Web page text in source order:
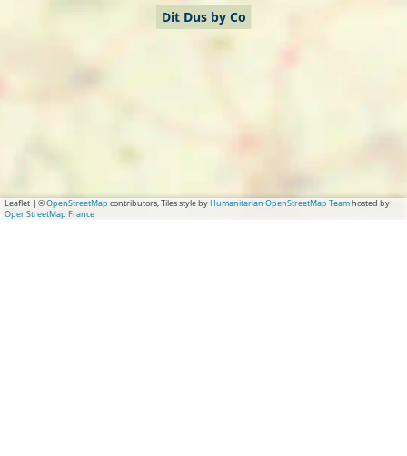
Dit Dus by Co
Leaflet | ©OpenStreetMap contributors, Tiles style byHumanitarian OpenStreetMap Teamhosted by
OpenStreetMap France